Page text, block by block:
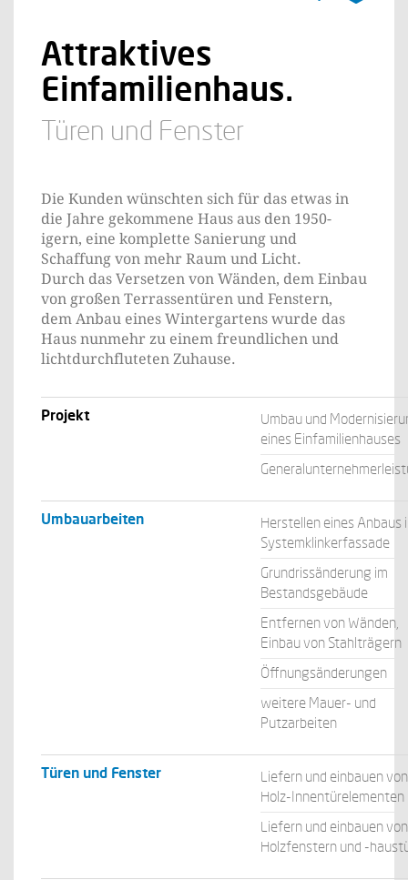
Attraktives
Einfamilienhaus.
Türen und Fenster
Die Kunden wünschten sich für das etwas in
die Jahre gekommene Haus aus den 1950-
igern, eine komplette Sanierung und
Schaffung von mehr Raum und Licht.
Durch das Versetzen von Wänden, dem Einbau
von großen Terrassentüren und Fenstern,
dem Anbau eines Wintergartens wurde das
Haus nunmehr zu einem freundlichen und
lichtdurchfluteten Zuhause.
Projekt
Umbau und
eines Einfamilienhauses
Umbauarbeiten
Herstellen eines Anbaus
Systemklinkerfassade
Grundrissänderung im
Bestandsgebäude
Entfernen von Wänden,
Einbau von Stahlträgern
Öffnungsänderungen
weitere Mauer- und
Putzarbeiten
Türen und Fenster
Liefern und einbauen von
Holz-Innentürelementen
Liefern und einbauen von
Holzfenstern und -